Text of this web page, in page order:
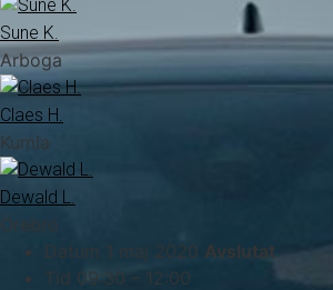
Sune K.
Arboga
Claes H.
Kumla
Dewald L.
Örebro
Datum 1 maj 2020 Avslutat
Tid 09:30 – 12:00